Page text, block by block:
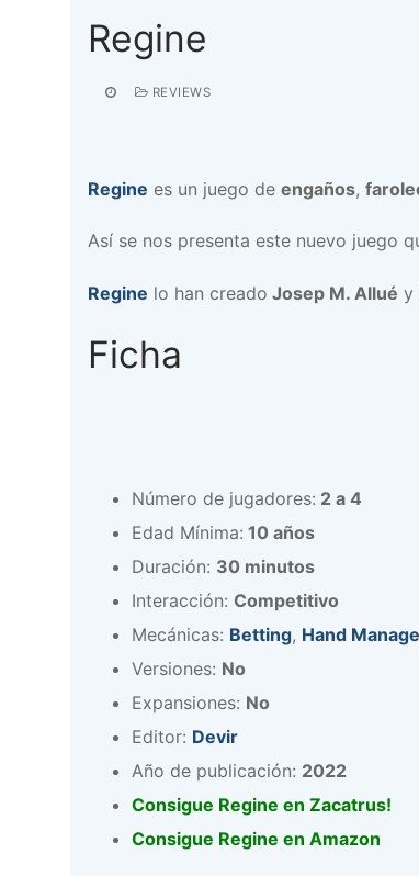
Regine
REVIEWS
Regine es un juego de engaños,
Así se nos presenta este nuevo juego
Regine lo han creado Josep M. Allué y
Ficha
Número de jugadores: 2 a 4
Edad Mínima: 10 años
Duración: 30 minutos
Interacción: Competitivo
Mecánicas: Betting, Hand
Versiones: No
Expansiones: No
Editor: Devir
Año de publicación: 2022
Consigue Regine en Zacatrus!
Consigue Regine en Amazon